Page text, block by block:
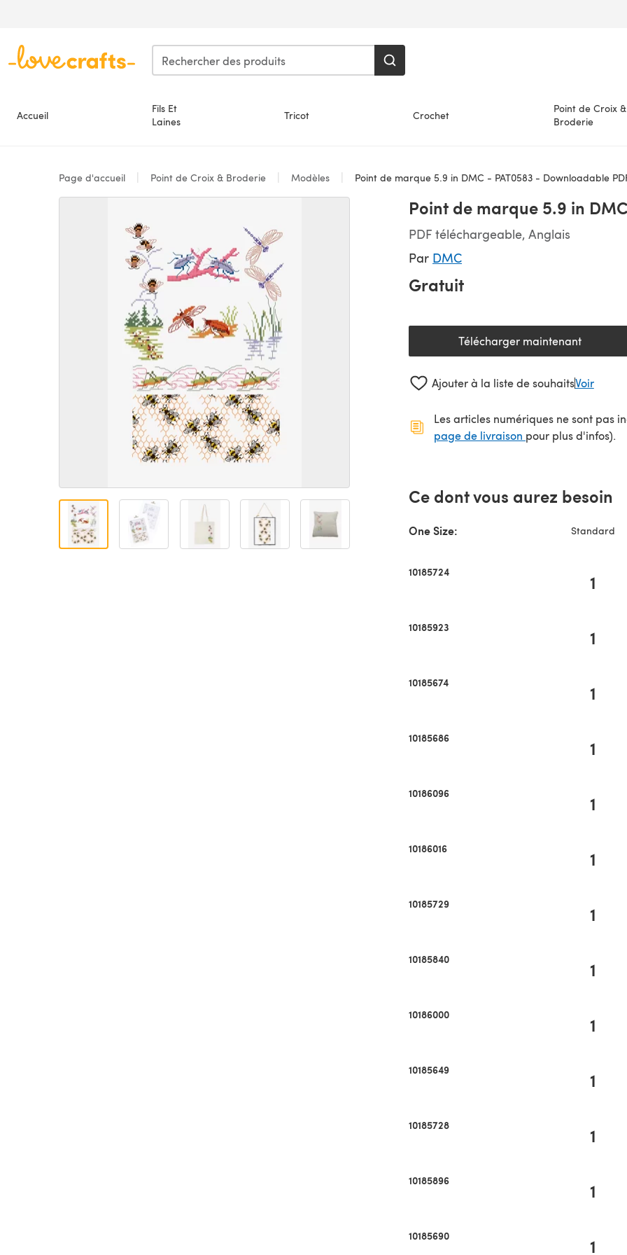
Accueil
Fils Et
Laines
Tricot Crochet
Point de Croix &
Broderie
Page d'accueil Point de Croix & Broderie Modèles Point de marque 5.9 in DMC - PAT0583 - Downloadable
Point de marque 5.9 in
PDF téléchargeable, Anglais
Par DMC
Gratuit
Télécharger maintenant
(s'ouvre dans un
Ajouter à la liste de souhaitsVoir
Les articles numériques ne sont pas
page de livraison (s'ouvre dans un
pour plus d'infos).
Ce dont vous aurez besoin
One Size: Standard
10185724 1
10185923 1
10185674 1
10185686 1
10186096 1
10186016 1
10185729 1
10185840 1
10186000 1
10185649 1
10185728 1
10185896 1
10185690 1